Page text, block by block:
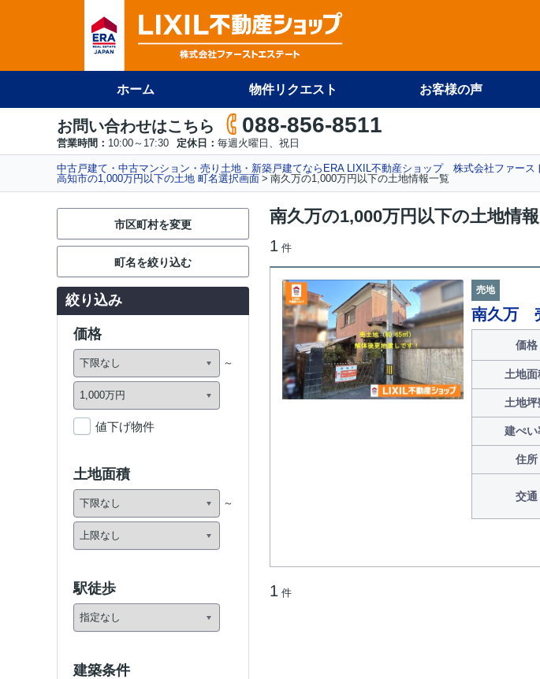
ホーム 物件リクエスト お客様の声
お問い合わせはこちら 088-856-8511
営業時間： 10:00～17:30 定休日： 毎週火曜日、祝日
中古戸建て・中古マンション・売り土地・新築戸建てならERA LIXIL不動産ショップ 株式会社ファース
高知市の1,000万円以下の土地 町名選択画面
南久万の1,000万円以下の土地情報一覧
南久万の1,000万円以下の土地情
1 件
売地
南久万
価格
土地面
土地坪
建ぺい
住所
交通
1 件
市区町村を変更
町名を絞り込む
絞り込み
価格
値下げ物件
土地面積
駅徒歩
建築条件